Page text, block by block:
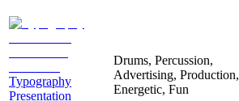
Typography
Presentation
Drums, Percussion,
Advertising, Production,
Energetic, Fun